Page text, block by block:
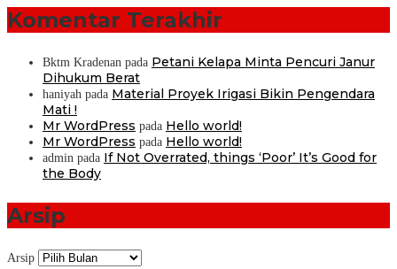
Komentar Terakhir
Bktm Kradenan pada Petani Kelapa Minta Pencuri Janur
Dihukum Berat
haniyah pada Material Proyek Irigasi Bikin Pengendara
Mati !
Mr WordPress pada Hello world!
Mr WordPress pada Hello world!
admin pada If Not Overrated, things ‘Poor’ It’s Good for
the Body
Arsip
Arsip